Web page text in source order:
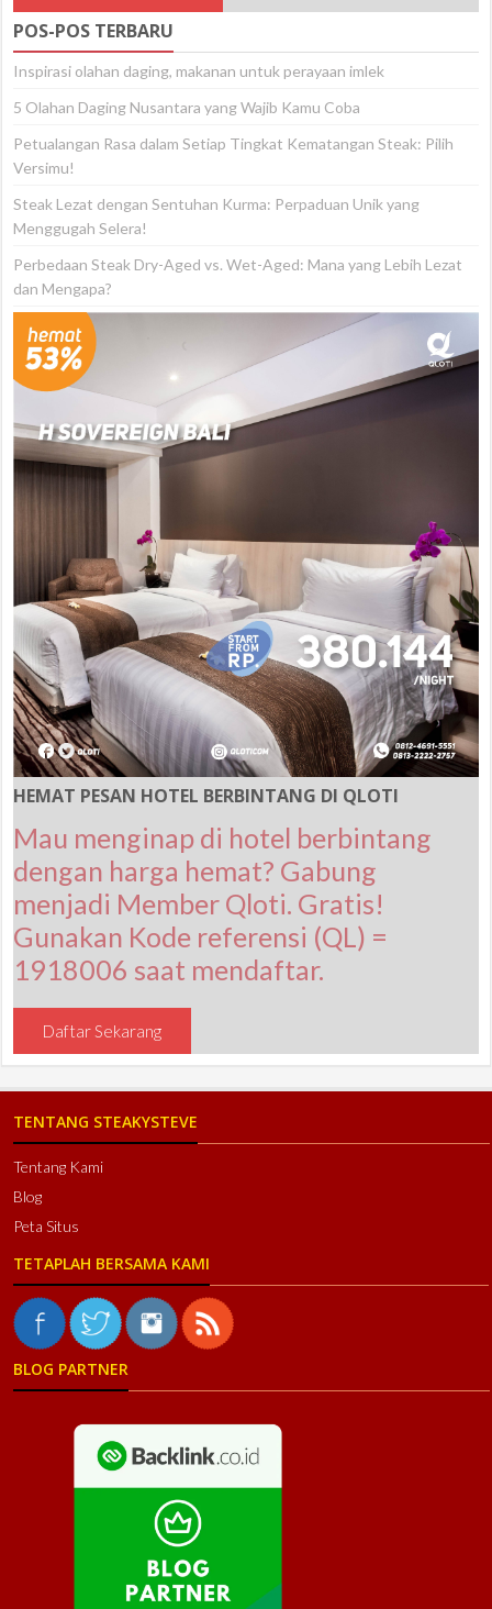
POS-POS TERBARU
Inspirasi olahan daging, makanan untuk perayaan imlek
5 Olahan Daging Nusantara yang Wajib Kamu Coba
Petualangan Rasa dalam Setiap Tingkat Kematangan Steak: Pilih
Versimu!
Steak Lezat dengan Sentuhan Kurma: Perpaduan Unik yang
Menggugah Selera!
Perbedaan Steak Dry-Aged vs. Wet-Aged: Mana yang Lebih Lezat
dan Mengapa?
HEMAT PESAN HOTEL BERBINTANG DI QLOTI
Mau menginap di hotel berbintang
dengan harga hemat? Gabung
menjadi Member Qloti. Gratis!
Gunakan Kode referensi (QL) =
1918006 saat mendaftar.
Daftar Sekarang
TENTANG STEAKYSTEVE
Tentang Kami
Blog
Peta Situs
TETAPLAH BERSAMA KAMI
BLOG PARTNER